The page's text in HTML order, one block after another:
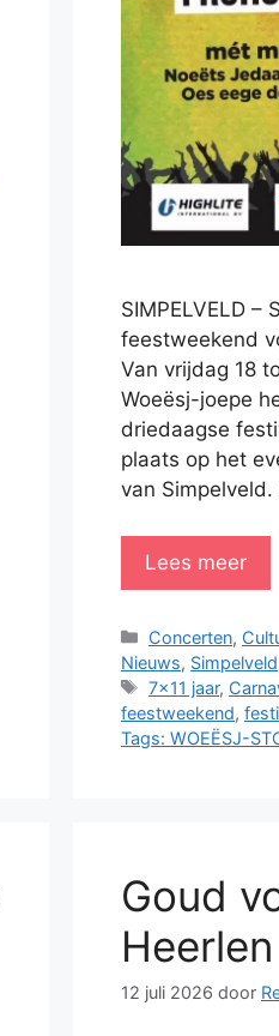
SIMPELVELD –
feestweekend
Van vrijdag 18
Woeësj-joepe
driedaagse
plaats op het
van
Lees meer
Categorieën
Concerten,
Nieuws, Simpelveld
Tags
7x11 jaar,
feestweekend,
Tags: WOEËSJ-
Goud
Heerlen
12 juli 2026 door